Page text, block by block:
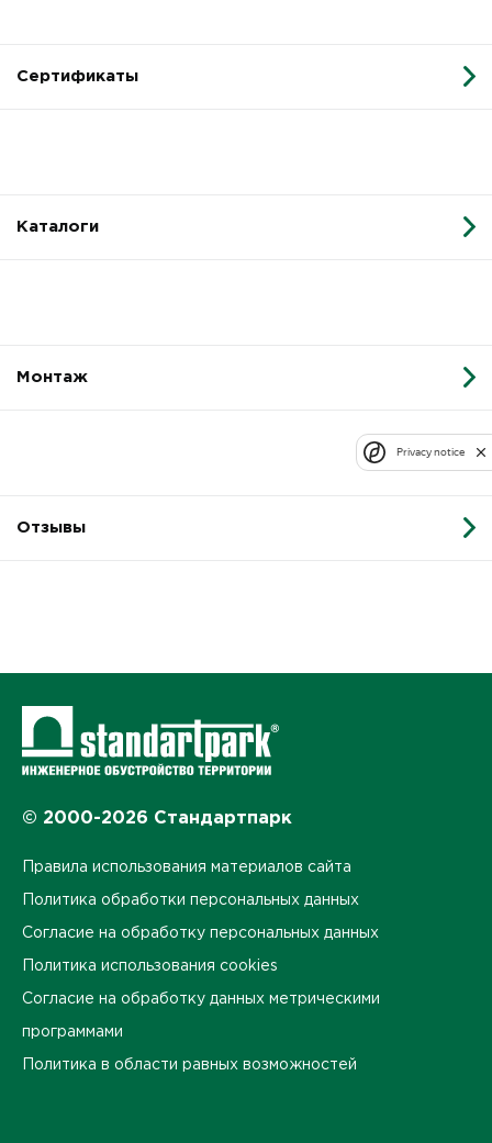
Сертификаты
Каталоги
Монтаж
Отзывы
© 2000-2026 Стандартпарк
Правила использования материалов сайта
Политика обработки персональных данных
Согласие на обработку персональных данных
Политика использования cookies
Согласие на обработку данных метрическими
программами
Политика в области равных возможностей
Privacy notice